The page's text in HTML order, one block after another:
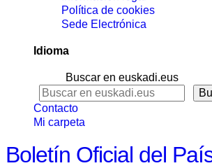
Política de cookies
Sede Electrónica
Idioma
Buscar en euskadi.eus
Contacto
Mi carpeta
Boletín Oficial del